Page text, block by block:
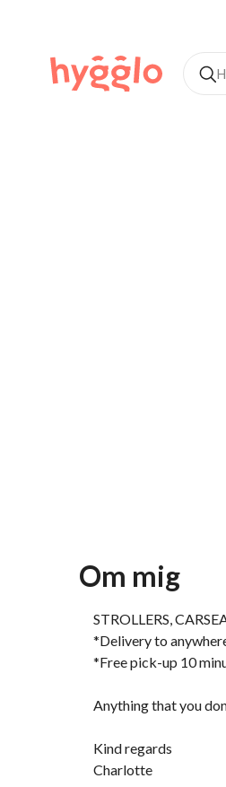
Om mig
STROLLERS,
*Delivery to
*Free pick-up 10
Anything that you
Kind regards
Charlotte